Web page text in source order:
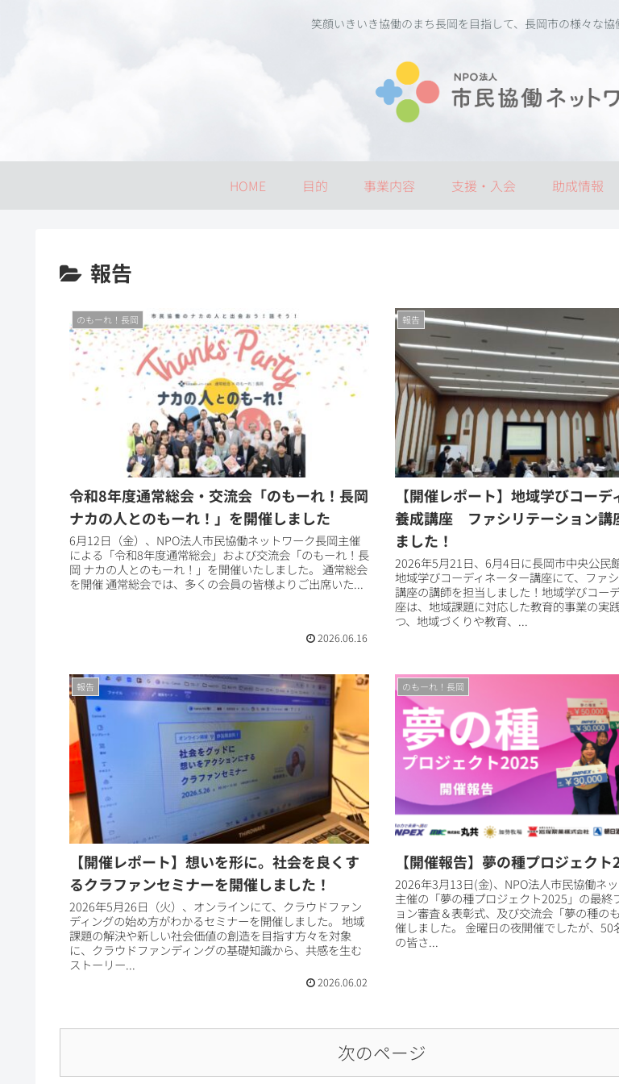
笑顔いきいき協働のまち長岡を目指して、長岡市の様々な協
HOME 目的 事業内容 支援・入会 助成情報
報告
のもーれ！長岡
令和8年度通常総会・交流会「のもーれ！長岡
ナカの人とのもーれ！」を開催しました
6月12日（金）、NPO法人市民協働ネットワーク長岡主催
による「令和8年度通常総会」および交流会「のもーれ！長
岡 ナカの人とのもーれ！」を開催いたしました。 通常総会
を開催 通常総会では、多くの会員の皆様よりご出席いた...
2026.06.16
報告
【開催レポート】地域学びコーデ
養成講座 ファシリテーション講
ました！
2026年5月21日、6月4日に長岡市中央公民
地域学びコーディネーター講座にて、ファ
講座の講師を担当しました！地域学びコー
座は、地域課題に対応した教育的事業の実
つ、地域づくりや教育、...
報告
【開催レポート】想いを形に。社会を良くす
るクラファンセミナーを開催しました！
2026年5月26日（火）、オンラインにて、クラウドファン
ディングの始め方がわかるセミナーを開催しました。 地域
課題の解決や新しい社会価値の創造を目指す方々を対象
に、クラウドファンディングの基礎知識から、共感を生む
ストーリー...
2026.06.02
のもーれ！長岡
【開催報告】夢の種プロジェク
2026年3月13日(金)、NPO法人市民協働ネ
主催の「夢の種プロジェクト2025」の最終
ョン審査＆表彰式、及び交流会「夢の種の
催しました。 金曜日の夜開催でしたが、50
の皆さ...
次のページ